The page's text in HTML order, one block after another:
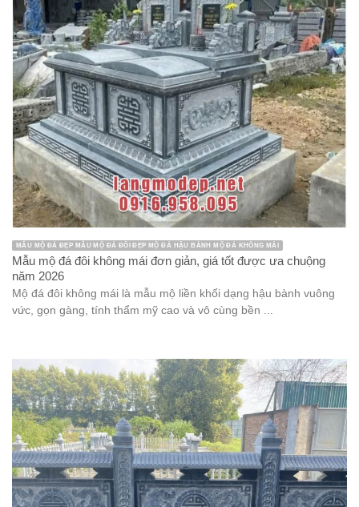
MẪU MỘ ĐÁ ĐẸP MẪU MỘ ĐÁ ĐÔI ĐẸP MỘ ĐÁ HẬU BÀNH MỘ ĐÁ KHÔNG MÁI
Mẫu mộ đá đôi không mái đơn giản, giá tốt được ưa chuộng
năm 2026
Mộ đá đôi không mái là mẫu mộ liền khối dạng hậu bành vuông
vức, gọn gàng, tính thẩm mỹ cao và vô cùng bền ...